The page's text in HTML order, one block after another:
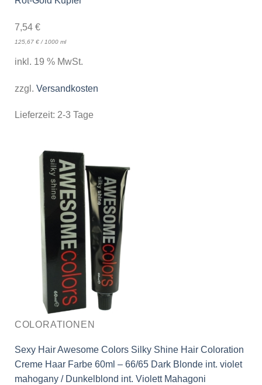
7,54 €
125,67 €/ 1000 ml
inkl. 19 % MwSt.
zzgl. Versandkosten
Lieferzeit: 2-3 Tage
COLORATIONEN
Sexy Hair Awesome Colors Silky Shine Hair Coloration
Creme Haar Farbe 60ml – 66/65 Dark Blonde int. violet
mahogany / Dunkelblond int. Violett Mahagoni